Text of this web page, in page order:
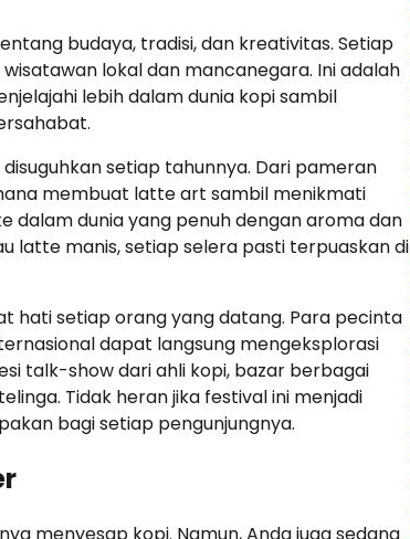
budaya, tradisi, dan kreativitas. Setiap
lokal dan mancanegara. Ini adalah
lebih dalam dunia kopi sambil
setiap tahunnya. Dari pameran
membuat latte art sambil menikmati
dalam dunia yang penuh dengan aroma dan
latte manis, setiap selera pasti terpuaskan di
hati setiap orang yang datang. Para pecinta
dapat langsung mengeksplorasi
talk-show dari ahli kopi, bazar berbagai
Tidak heran jika festival ini menjadi
bagi setiap pengunjungnya.